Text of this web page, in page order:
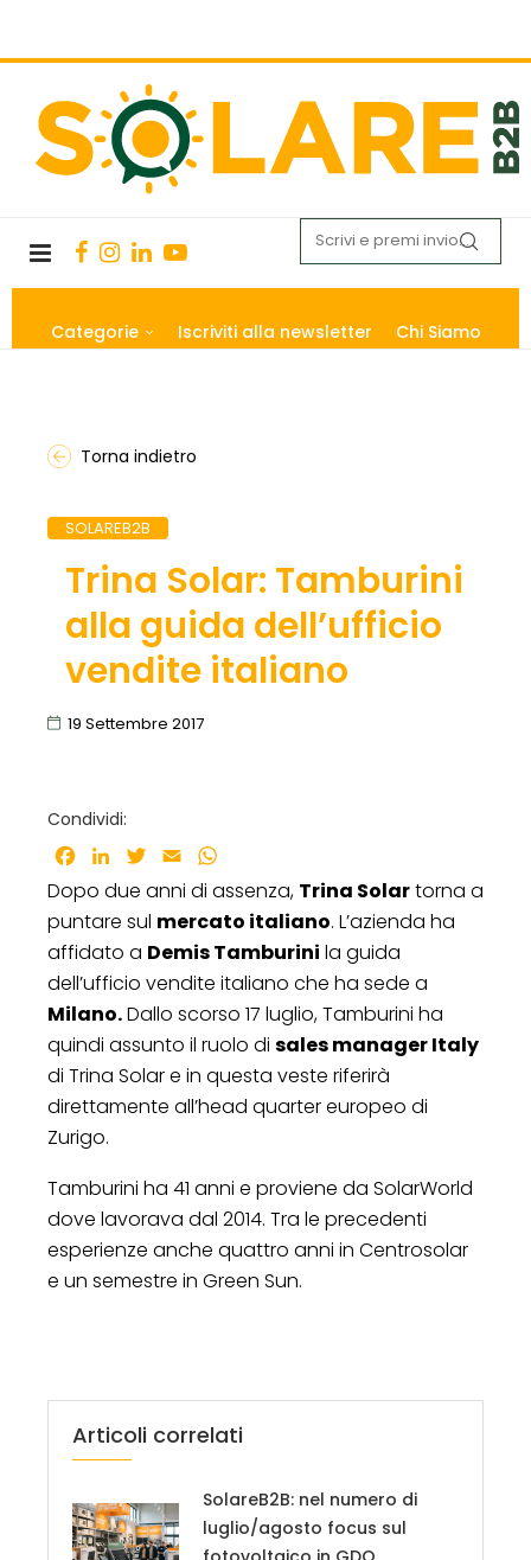
Categorie Iscriviti alla newsletter Chi Siamo
Torna indietro
SOLAREB2B
Trina Solar: Tamburini
alla guida dell’ufficio
vendite italiano
19 Settembre 2017
Condividi:
Facebook
LinkedInTwitter
Email
Dopo due anni di assenza, Trina Solartorna a
puntare sul mercato italiano. L’azienda ha
affidato a Demis Tamburini la guida
dell’ufficio vendite italiano che ha sede a
Milano.Dallo scorso 17 luglio, Tamburini ha
quindi assunto il ruolo di sales manager Italy
di Trina Solar e in questa veste riferirà
direttamente all’head quarter europeo di
Zurigo.
Tamburini ha 41 anni e proviene da SolarWorld
dove lavorava dal 2014. Tra le precedenti
esperienze anche quattro anni in Centrosolar
e un semestre in Green Sun.
Articoli correlati
SolareB2B: nel numero di
luglio/agosto focus sul